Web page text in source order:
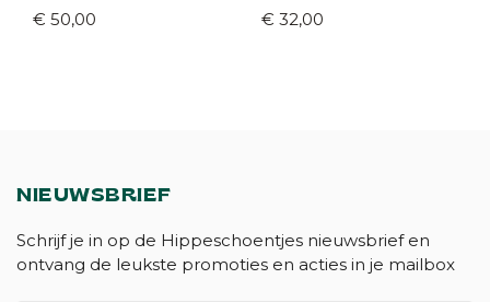
38/39)
€ 50,00
€ 32,00
NIEUWSBRIEF
Schrijf je in op de Hippeschoentjes nieuwsbrief en
ontvang de leukste promoties en acties in je mailbox